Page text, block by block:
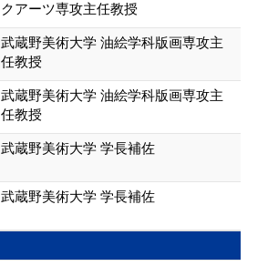
クアーツ専攻主任教授
武蔵野美術大学 油絵学科版画専攻主
任教授
武蔵野美術大学 油絵学科版画専攻主
任教授
武蔵野美術大学 学長補佐
武蔵野美術大学 学長補佐